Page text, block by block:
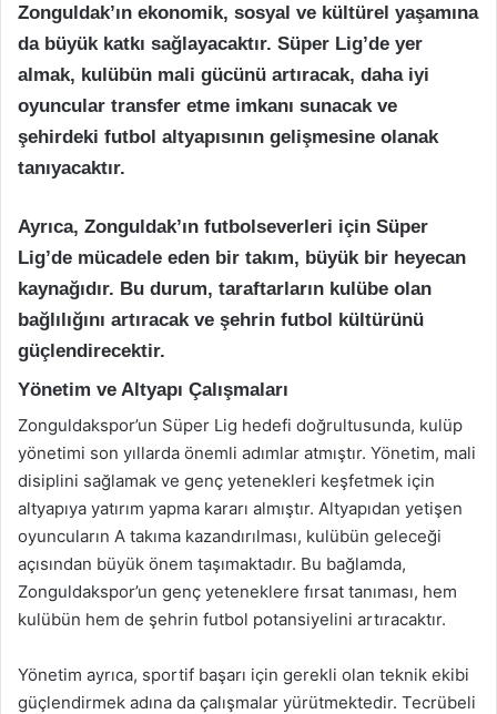
Zonguldak’ın ekonomik, sosyal ve kültürel yaşamına
da büyük katkı sağlayacaktır. Süper Lig’de yer
almak, kulübün mali gücünü artıracak, daha iyi
oyuncular transfer etme imkanı sunacak ve
şehirdeki futbol altyapısının gelişmesine olanak
tanıyacaktır.
Ayrıca, Zonguldak’ın futbolseverleri için Süper
Lig’de mücadele eden bir takım, büyük bir heyecan
kaynağıdır. Bu durum, taraftarların kulübe olan
bağlılığını artıracak ve şehrin futbol kültürünü
güçlendirecektir.
Yönetim ve Altyapı Çalışmaları
Zonguldakspor’un Süper Lig hedefi doğrultusunda, kulüp
yönetimi son yıllarda önemli adımlar atmıştır. Yönetim, mali
disiplini sağlamak ve genç yetenekleri keşfetmek için
altyapıya yatırım yapma kararı almıştır. Altyapıdan yetişen
oyuncuların A takıma kazandırılması, kulübün geleceği
açısından büyük önem taşımaktadır. Bu bağlamda,
Zonguldakspor’un genç yeteneklere fırsat tanıması, hem
kulübün hem de şehrin futbol potansiyelini artıracaktır.
Yönetim ayrıca, sportif başarı için gerekli olan teknik ekibi
güçlendirmek adına da çalışmalar yürütmektedir. Tecrübeli